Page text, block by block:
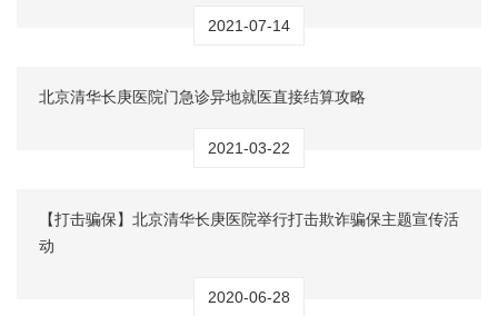
2021-07-14
北京清华长庚医院门急诊异地就医直接结算攻略
2021-03-22
【打击骗保】北京清华长庚医院举行打击欺诈骗保主题宣传活
动
2020-06-28